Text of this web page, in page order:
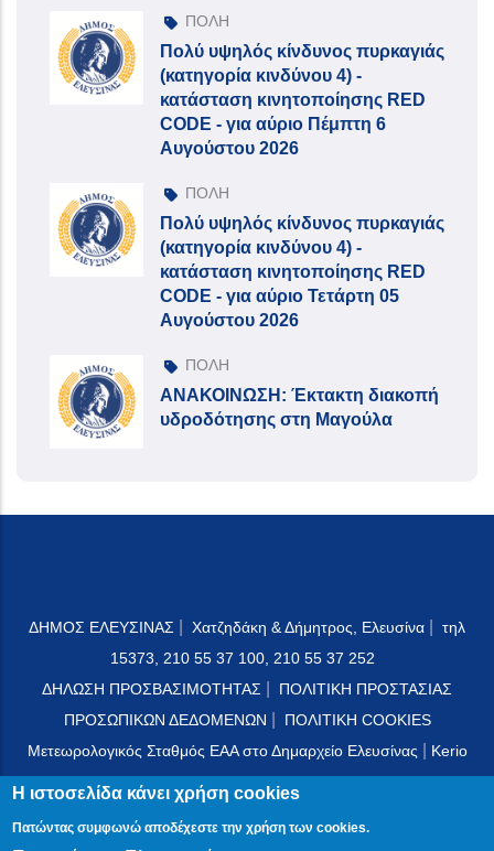
ΠΟΛΗ
Πολύ υψηλός κίνδυνος πυρκαγιάς
(κατηγορία κινδύνου 4) -
κατάσταση κινητοποίησης RED
CODE - για αύριο Πέμπτη 6
Αυγούστου 2026
ΠΟΛΗ
Πολύ υψηλός κίνδυνος πυρκαγιάς
(κατηγορία κινδύνου 4) -
κατάσταση κινητοποίησης RED
CODE - για αύριο Τετάρτη 05
Αυγούστου 2026
ΠΟΛΗ
ΑΝΑΚΟΙΝΩΣΗ: Έκτακτη διακοπή
υδροδότησης στη Μαγούλα
ΔΗΜΟΣ ΕΛΕΥΣΙΝΑΣ Χατζηδάκη & Δήμητρος, Ελευσίνα
τηλ
15373, 210 55 37 100, 210 55 37 252
ΔΗΛΩΣΗ ΠΡΟΣΒΑΣΙΜΟΤΗΤΑΣ
ΠΟΛΙΤΙΚΗ ΠΡΟΣΤΑΣΙΑΣ
ΠΡΟΣΩΠΙΚΩΝ ΔΕΔΟΜΕΝΩΝ
ΠΟΛΙΤΙΚΗ COOKIES
Μετεωρολογικός Σταθμός ΕΑΑ στο Δημαρχείο Ελευσίνας
Kerio
Mail Server
Η ιστοσελίδα κάνει χρήση cookies
Πατώντας συμφωνώ αποδέχεστε την χρήση των cookies.